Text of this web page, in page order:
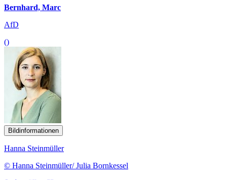
Bernhard, Marc
AfD
()
Bildinformationen
Hanna Steinmüller
© Hanna Steinmüller/ Julia Bornkessel